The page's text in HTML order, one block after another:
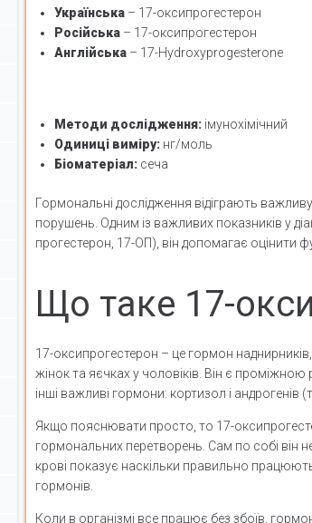
Українська – 17-оксипрогестерон
Російська – 17-оксипрогестерон
Англійська – 17-Hydroxyprogesterone
Методи дослідження: імунохімічний
Одиниці виміру: нг/моль
Біоматеріал: сеча
Гормональні дослідження відіграють
порушень. Одним із важливих показників у
прогестерон, 17-ОП), він допомагає оцінити
Що таке 17-
17-оксипрогестерон – це гормон
жінок та яєчках у чоловіків. Він є
інші важливі гормони: кортизол і андрогенів
Якщо пояснювати просто, то 17-
гормональних перетворень. Сам по собі він
крові показує наскільки правильно
гормонів.
Коли в організмі все працює без збоїв,